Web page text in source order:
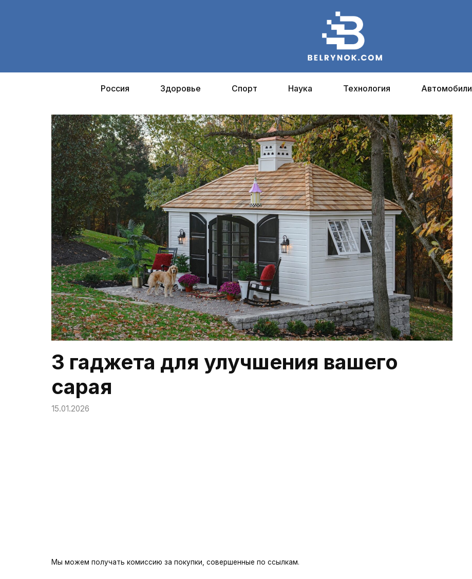
Россия Здоровье Спорт Наука Технология Автомобили
3 гаджета для улучшения вашего
сарая
15.01.2026
Мы можем получать комиссию за покупки, совершенные по ссылкам.